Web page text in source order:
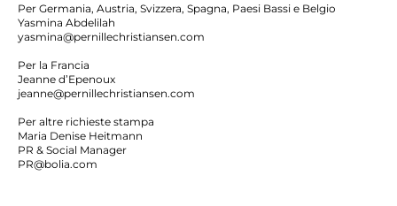
Per Germania, Austria, Svizzera, Spagna, Paesi Bassi e Belgio
Yasmina Abdelilah
yasmina@pernillechristiansen.com
Per la Francia
Jeanne d’Epenoux
jeanne@pernillechristiansen.com
Per altre richieste stampa
Maria Denise Heitmann
PR & Social Manager
PR@bolia.com